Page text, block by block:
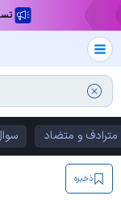
مترادف و متضاد
ذخیره